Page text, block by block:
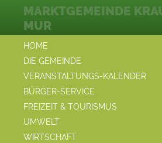
HOME
DIE GEMEINDE
VERANSTALTUNGS-KALENDER
BÜRGER-SERVICE
FREIZEIT & TOURISMUS
UMWELT
WIRTSCHAFT
MARKTGEMEINDE
MUR